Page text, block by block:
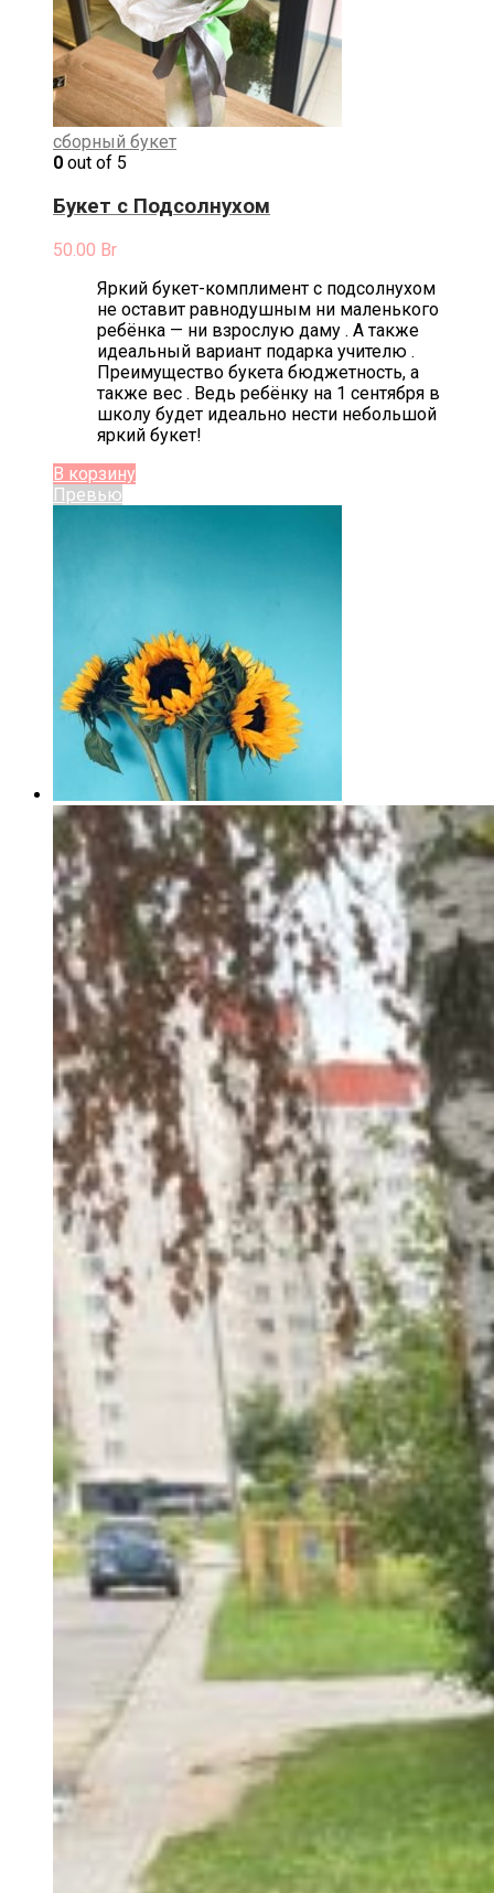
сборный букет
0 out of 5
Букет с Подсолнухом
50.00 Br
Яркий букет-комплимент с подсолнухом
не оставит равнодушным ни маленького
ребёнка — ни взрослую даму . А также
идеальный вариант подарка учителю .
Преимущество букета бюджетность, а
также вес . Ведь ребёнку на 1 сентября в
школу будет идеально нести небольшой
яркий букет!
В корзину
Превью